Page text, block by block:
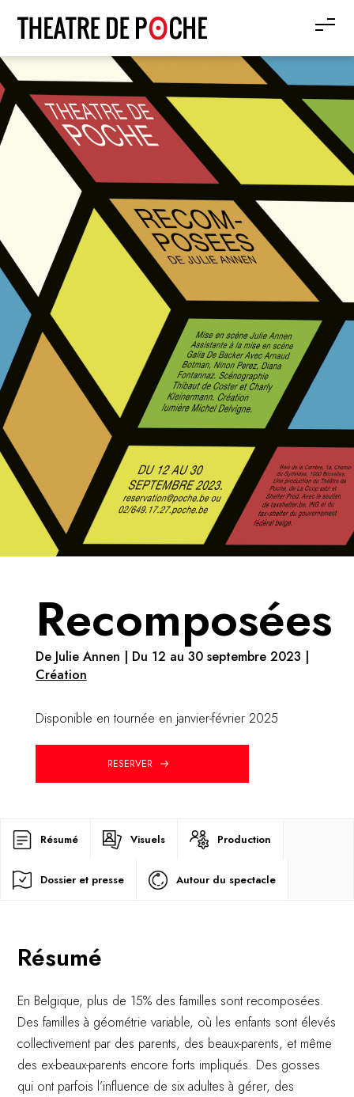
Recomposées
De Julie Annen | Du 12 au 30 septembre 2023 |
Création
Disponible en tournée en janvier-février 2025
RESERVER
Résumé Visuels Production
Dossier et presse Autour du spectacle
Résumé
En Belgique, plus de 15% des familles sont recomposées.
Des familles à géométrie variable, où les enfants sont élevés
collectivement par des parents, des beaux-parents, et même
des ex-beaux-parents encore forts impliqués. Des gosses
qui ont parfois l’influence de six adultes à gérer, des